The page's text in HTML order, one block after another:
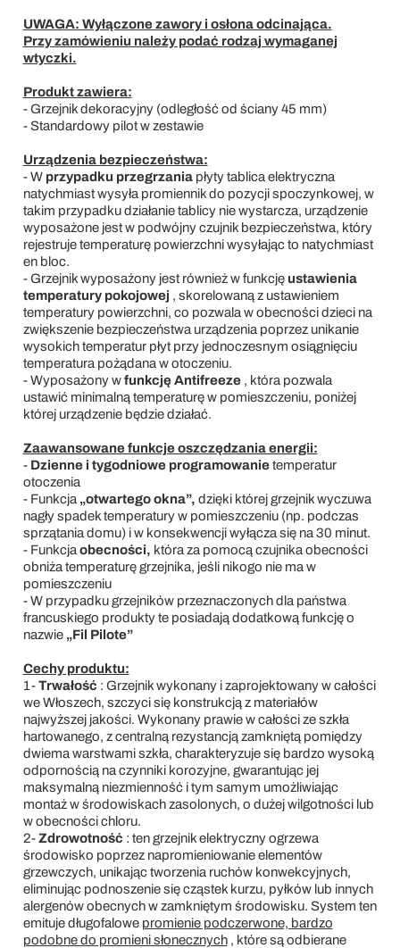
UWAGA: Wyłączone zawory i osłona odcinająca.
Przy zamówieniu należy podać rodzaj wymaganej
wtyczki.
Produkt zawiera:
- Grzejnik dekoracyjny (odległość od ściany 45 mm)
- Standardowy pilot w zestawie
Urządzenia bezpieczeństwa:
- W przypadku przegrzaniapłyty tablica elektryczna
natychmiast wysyła promiennik do pozycji spoczynkowej, w
takim przypadku działanie tablicy nie wystarcza, urządzenie
wyposażone jest w podwójny czujnik bezpieczeństwa, który
rejestruje temperaturę powierzchni wysyłając to natychmiast
en bloc.
- Grzejnik wyposażony jest również w funkcję ustawienia
temperatury pokojowej , skorelowaną z ustawieniem
temperatury powierzchni, co pozwala w obecności dzieci na
zwiększenie bezpieczeństwa urządzenia poprzez unikanie
wysokich temperatur płyt przy jednoczesnym osiągnięciu
temperatura pożądana w otoczeniu.
- Wyposażony wfunkcję Antifreeze, która pozwala
ustawić minimalną temperaturę w pomieszczeniu, poniżej
której urządzenie będzie działać.
Zaawansowane funkcje oszczędzania energii:
- Dzienne i tygodniowe programowanietemperatur
otoczenia
- Funkcja „otwartego okna”, dzięki której grzejnik wyczuwa
nagły spadek temperatury w pomieszczeniu (np. podczas
sprzątania domu) i w konsekwencji wyłącza się na 30 minut.
- Funkcja obecności, która za pomocą czujnika obecności
obniża temperaturę grzejnika, jeśli nikogo nie ma w
pomieszczeniu
- W przypadku grzejników przeznaczonych dla państwa
francuskiego produkty te posiadają dodatkową funkcję o
nazwie „Fil Pilote”
Cechy produktu:
1-Trwałość : Grzejnik wykonany i zaprojektowany w całości
we Włoszech, szczyci się konstrukcją z materiałów
najwyższej jakości. Wykonany prawie w całości ze szkła
hartowanego, z centralną rezystancją zamkniętą pomiędzy
dwiema warstwami szkła, charakteryzuje się bardzo wysoką
odpornością na czynniki korozyjne, gwarantując jej
maksymalną niezmienność i tym samym umożliwiając
montaż w środowiskach zasolonych, o dużej wilgotności lub
w obecności chloru.
2-Zdrowotność : ten grzejnik elektryczny ogrzewa
środowisko poprzez napromieniowanie elementów
grzewczych, unikając tworzenia ruchów konwekcyjnych,
eliminując podnoszenie się cząstek kurzu, pyłków lub innych
alergenów obecnych w zamkniętym środowisku. System ten
emituje długofalowe promienie podczerwone, bardzo
podobne do promieni słonecznych, które są odbierane